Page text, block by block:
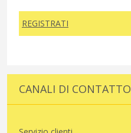
REGISTRATI
CANALI DI CONTATTO